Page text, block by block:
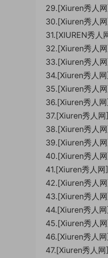
29.[Xiuren秀人
30.[Xiuren秀人
31.[XIUREN秀
32.[Xiuren秀人
33.[Xiuren秀人
34.[Xiuren秀人
35.[Xiuren秀人
36.[Xiuren秀人
37.[Xiuren秀人
38.[Xiuren秀人
39.[Xiuren秀人
40.[Xiuren秀人
41.[Xiuren秀人
42.[Xiuren秀人
43.[Xiuren秀人
44.[Xiuren秀人
45.[Xiuren秀人
46.[Xiuren秀人
47.[Xiuren秀人